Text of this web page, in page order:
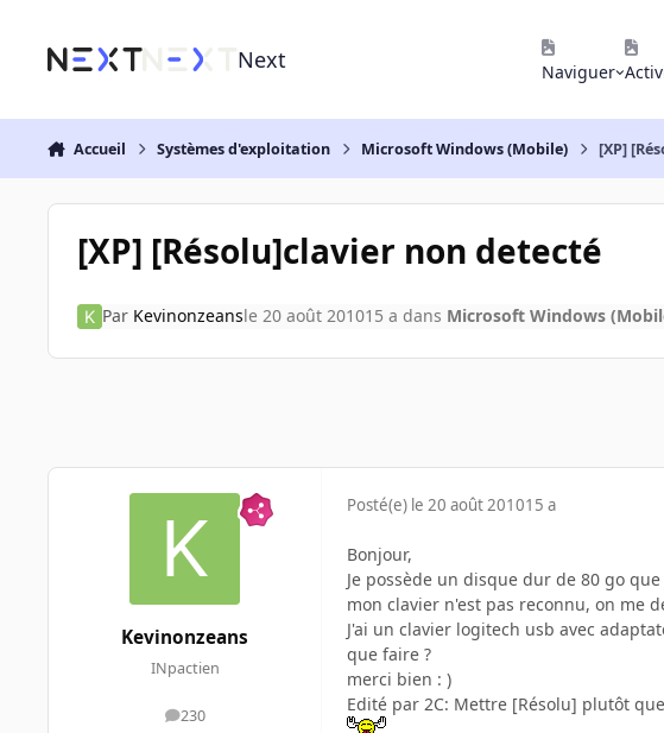
Next Naviguer
Accueil Systèmes d'exploitation Microsoft Windows (Mobile) [XP]
[XP] [Résolu]clavier non detecté
Par Kevinonzeansle 20 août 201015 a dans Microsoft Windows
Kevinonzeans
INpactien
230
messages
Posté(e) le 20 août 201015 a
Bonjour,
Je possède un disque dur de 80 go
mon clavier n'est pas reconnu, on me
J'ai un clavier logitech usb avec
que faire ?
merci bien : )
Edité par 2C: Mettre [Résolu] plutôt